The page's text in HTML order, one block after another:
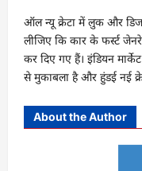
ऑल न्यू क्रेटा में लुक और
लीजिए कि कार के फर्स्ट
कर दिए गए हैं। इंडियन
से मुकाबला है और हुंडई नई
About the Author